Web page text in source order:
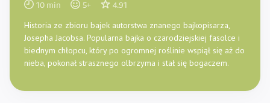
10 min 5+ 4.91
Historia ze zbioru bajek autorstwa znanego bajkopisarza,
Josepha Jacobsa. Popularna bajka o czarodziejskiej fasolce i
biednym chłopcu, który po ogromnej roślinie wspiął się aż do
nieba, pokonał strasznego olbrzyma i stał się bogaczem.